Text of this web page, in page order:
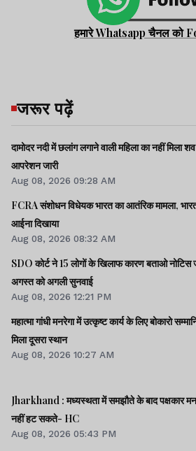
हमारे Whatsapp चैनल को
जरूर पढ़ें
दामोदर नदी में छलांग लगाने वाली महिला का नहीं मिला
आपरेशन जारी
Aug 08, 2026 09:28 AM
FCRA संशोधन विधेयक भारत का आतंरिक मामला,
आईना दिखाया
Aug 08, 2026 08:32 AM
SDO कोर्ट ने 15 लोगों के खिलाफ कारण बताओ नोटिस
अगस्त को अगली सुनवाई
Aug 08, 2026 12:21 PM
महात्मा गांधी मनरेगा में उत्कृष्ट कार्य के लिए बोकारो
मिला दूसरा स्थान
Aug 08, 2026 10:27 AM
Jharkhand : मध्यस्थता में समझौते के बाद पक्षकार
नहीं हट सकते- HC
Aug 08, 2026 05:43 PM